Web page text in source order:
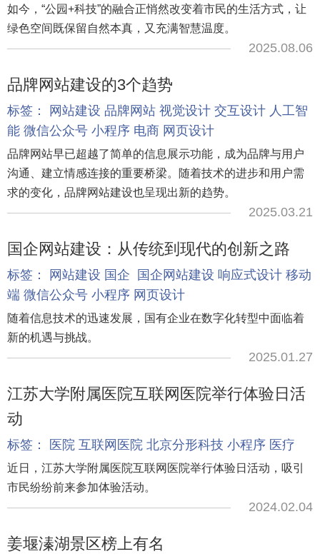
如今，“公园+科技”的融合正悄然改变着市民的生活方式，让
绿色空间既保留自然本真，又充满智慧温度。
2025.08.06
品牌网站建设的3个趋势
标签： 网站建设 品牌网站 视觉设计 交互设计 人工智
能 微信公众号 小程序 电商 网页设计
品牌网站早已超越了简单的信息展示功能，成为品牌与用户
沟通、建立情感连接的重要桥梁。随着技术的进步和用户需
求的变化，品牌网站建设也呈现出新的趋势。
2025.03.21
国企网站建设：从传统到现代的创新之路
标签： 网站建设 国企 国企网站建设 响应式设计 移动
端 微信公众号 小程序 网页设计
随着信息技术的迅速发展，国有企业在数字化转型中面临着
新的机遇与挑战。
2025.01.27
江苏大学附属医院互联网医院举行体验日活
动
标签： 医院 互联网医院 北京分形科技 小程序 医疗
近日，江苏大学附属医院互联网医院举行体验日活动，吸引
市民纷纷前来参加体验活动。
2024.02.04
姜堰溱湖景区榜上有名